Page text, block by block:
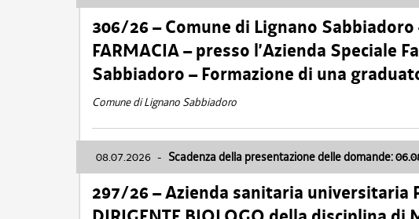
306/26 – Comune di Lignano Sabbiadoro
FARMACIA – presso l’Azienda Speciale
Sabbiadoro – Formazione di una
Comune di Lignano Sabbiadoro
08.07.2026 - Scadenza della presentazione delle domande:
297/26 – Azienda sanitaria universitaria